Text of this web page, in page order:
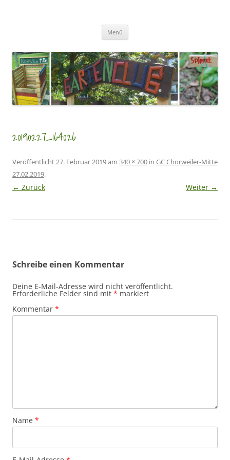
Menü
20190227_164026
Veröffentlicht27. Februar 2019am 340 × 700 in GC Chorweiler-Mitte
27.02.2019.
← Zurück Weiter →
Schreibe einen Kommentar
Deine E-Mail-Adresse wird nicht veröffentlicht.
Erforderliche Felder sind mit * markiert
Kommentar *
Name *